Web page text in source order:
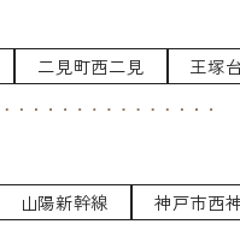
二見町西二見 王塚
山陽新幹線 神戸市西